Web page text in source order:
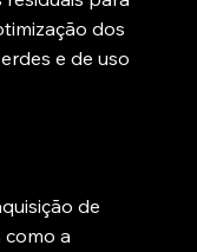
dos
e de uso
de
como a